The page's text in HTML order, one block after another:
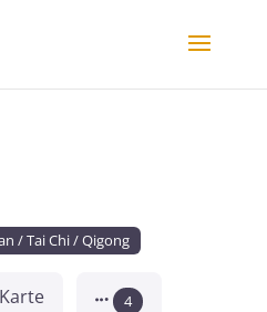
/ Tai Chi / Qigong
Karte 4